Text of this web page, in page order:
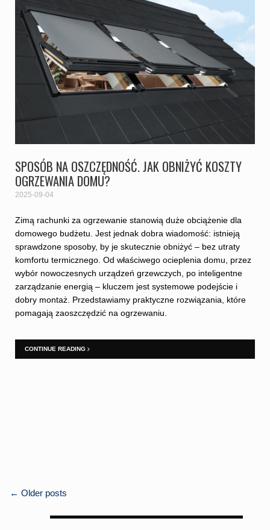
SPOSÓB NA OSZCZĘDNOŚĆ. JAK OBNIŻYĆ KOSZTY
OGRZEWANIA DOMU?
2025-09-04
Zimą rachunki za ogrzewanie stanowią duże obciążenie dla
domowego budżetu. Jest jednak dobra wiadomość: istnieją
sprawdzone sposoby, by je skutecznie obniżyć – bez utraty
komfortu termicznego. Od właściwego ocieplenia domu, przez
wybór nowoczesnych urządzeń grzewczych, po inteligentne
zarządzanie energią – kluczem jest systemowe podejście i
dobry montaż. Przedstawiamy praktyczne rozwiązania, które
pomagają zaoszczędzić na ogrzewaniu.
CONTINUE READING
POSTS
← Older posts